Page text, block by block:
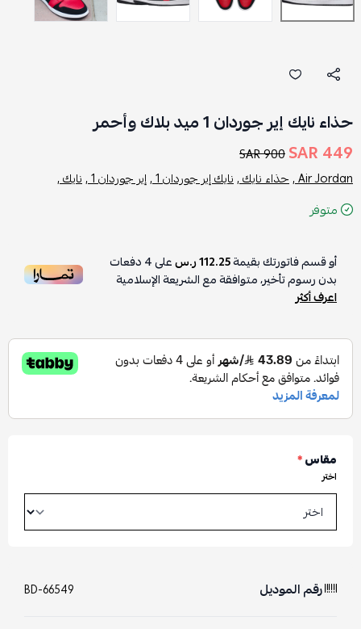
حذاء نايك إير جوردان 1 ميد بلاك وأحمر
449 SAR
900 SAR
Air Jordan , حذاء نايك ,نايك إير جوردان 1 , إير جوردان 1 , نايك ,
متوفر
أو قسم فاتورتك بقيمة112.25 ر.س على4دفعات
بدون رسوم تأخير، متوافقة مع الشريعة الإسلامية
اعرف أكثر
مقاس*
اختر
رقم الموديل BD-66549